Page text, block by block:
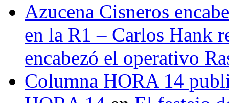
Azucena Cisneros
en la R1 – Carlos Hank
encabezó el operativo
Columna HORA 14